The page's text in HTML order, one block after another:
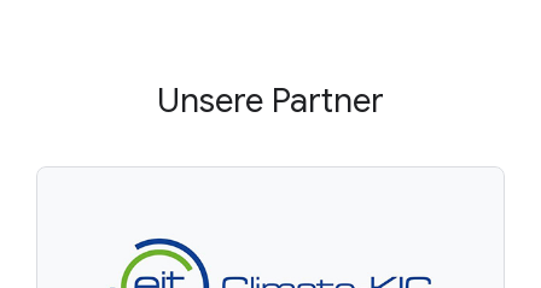
Unsere Partner